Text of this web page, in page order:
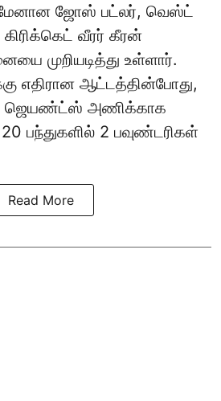
ஜோஸ் பட்லர், வெஸ்ட்
வீரர் கீரன்
முறியடித்து உள்ளார்.
எதிரான ஆட்டத்தின்போது,
ஜெயண்ட்ஸ் அணிக்காக
பந்துகளில் 2 பவுண்டரிகள்
Read More